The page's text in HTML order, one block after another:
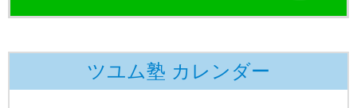
ツユム塾 カレンダー